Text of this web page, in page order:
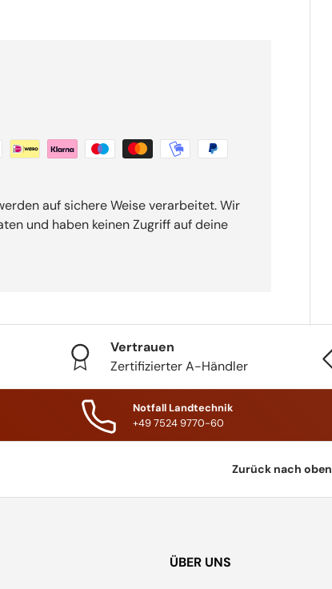
auf sichere Weise verarbeitet. Wir
und haben keinen Zugriff auf deine
Vertrauen
Zertifizierter A-Händler
Notfall Landtechnik
+49 7524 9770-60
Zurück nach oben
ÜBER UNS